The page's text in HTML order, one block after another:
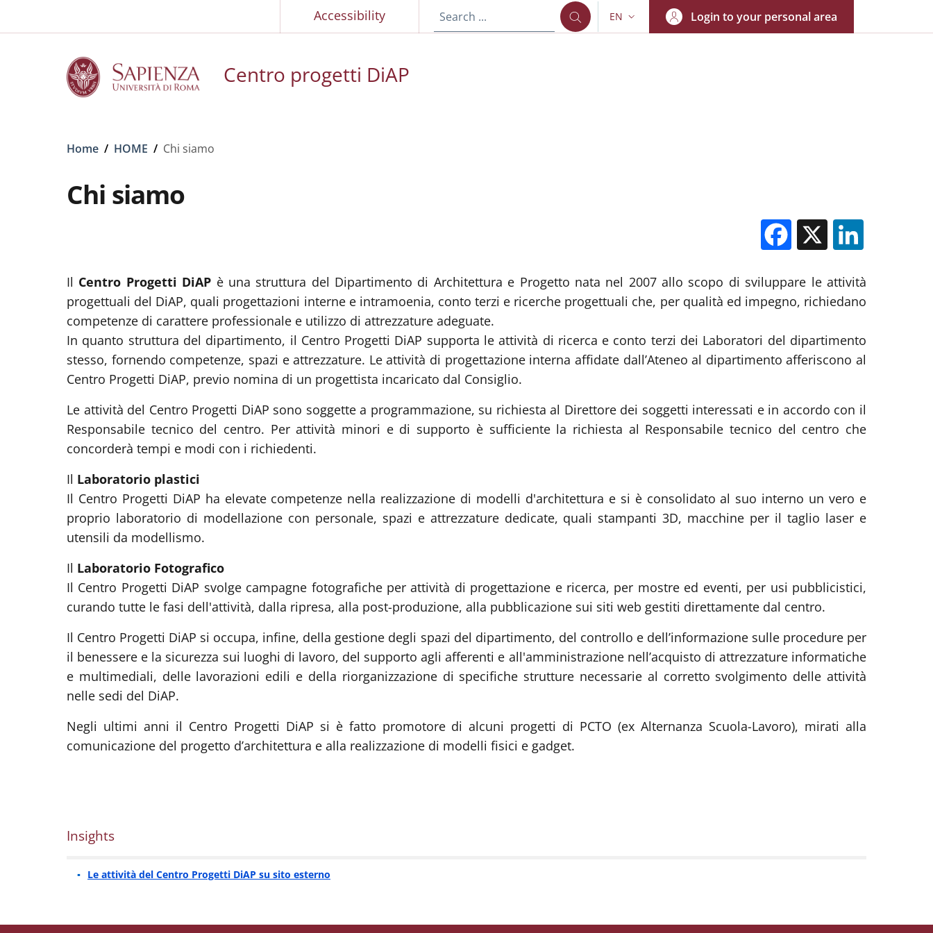
Accessibility LANGUAGE SWITCHER: CURRENT LANGUAGE
EN Login to your personal area
Centro progetti DiAP
Breadcrumb
Home / HOME / Chi siamo
Chi siamo
Facebook
X
Il Centro Progetti DiAP è una struttura del Dipartimento di Architettura e Progetto nata nel 2007 allo scopo di sviluppare le attività
progettuali del DiAP, quali progettazioni interne e intramoenia, conto terzi e ricerche progettuali che, per qualità ed impegno, richiedano
competenze di carattere professionale e utilizzo di attrezzature adeguate.
In quanto struttura del dipartimento, il Centro Progetti DiAP supporta le attività di ricerca e conto terzi dei Laboratori del dipartimento
stesso, fornendo competenze, spazi e attrezzature. Le attività di progettazione interna affidate dall’Ateneo al dipartimento afferiscono al
Centro Progetti DiAP, previo nomina di un progettista incaricato dal Consiglio.
Le attività del Centro Progetti DiAP sono soggette a programmazione, su richiesta al Direttore dei soggetti interessati e in accordo con il
Responsabile tecnico del centro. Per attività minori e di supporto è sufficiente la richiesta al Responsabile tecnico del centro che
concorderà tempi e modi con i richiedenti.
Il Laboratorio plastici
Il Centro Progetti DiAP ha elevate competenze nella realizzazione di modelli d'architettura e si è consolidato al suo interno un vero e
proprio laboratorio di modellazione con personale, spazi e attrezzature dedicate, quali stampanti 3D, macchine per il taglio laser e
utensili da modellismo.
Il Laboratorio Fotografico
Il Centro Progetti DiAP svolge campagne fotografiche per attività di progettazione e ricerca, per mostre ed eventi, per usi pubblicistici,
curando tutte le fasi dell'attività, dalla ripresa, alla post-produzione, alla pubblicazione sui siti web gestiti direttamente dal centro.
Il Centro Progetti DiAP si occupa, infine, della gestione degli spazi del dipartimento, del controllo e dell’informazione sulle procedure per
il benessere e la sicurezza sui luoghi di lavoro, del supporto agli afferenti e all'amministrazione nell’acquisto di attrezzature informatiche
e multimediali, delle lavorazioni edili e della riorganizzazione di specifiche strutture necessarie al corretto svolgimento delle attività
nelle sedi del DiAP.
Negli ultimi anni il Centro Progetti DiAP si è fatto promotore di alcuni progetti di PCTO (ex Alternanza Scuola-Lavoro), mirati alla
comunicazione del progetto d’architettura e alla realizzazione di modelli fisici e gadget.
Insights
Le attività del Centro Progetti DiAP su sito esterno